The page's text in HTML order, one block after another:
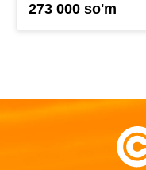
273 000 so'm